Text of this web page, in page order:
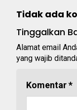
Tidak ada
Tinggalkan
Alamat email
yang wajib
Komentar*